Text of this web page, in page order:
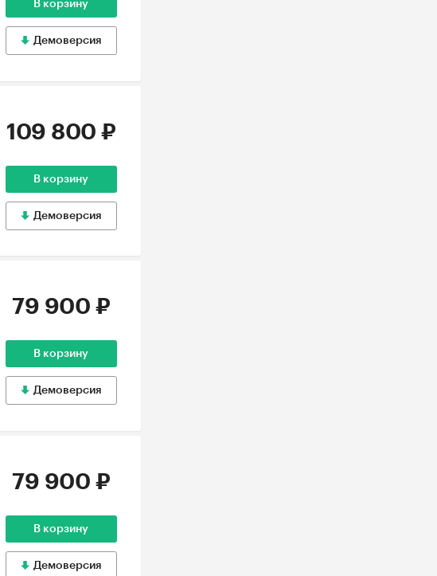
В корзину
Демоверсия
109 800 ₽
В корзину
Демоверсия
79 900 ₽
В корзину
Демоверсия
79 900 ₽
В корзину
Демоверсия